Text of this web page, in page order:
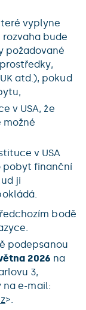
vyplyne
bude
požadované
atd.), pokud
v USA, že
v USA
pobyt finanční
ji
bodě
podepsanou
2026 na
3,
na e-mail:
>.